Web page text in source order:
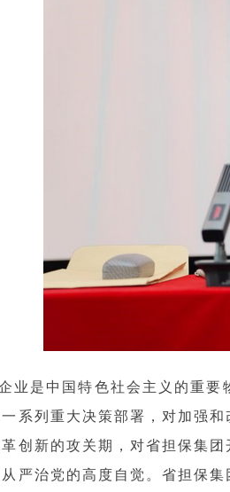
是中国特色社会主义的重要
系列重大决策部署，对加强
创新的攻关期，对省担保集
严治党的高度自觉。省担保